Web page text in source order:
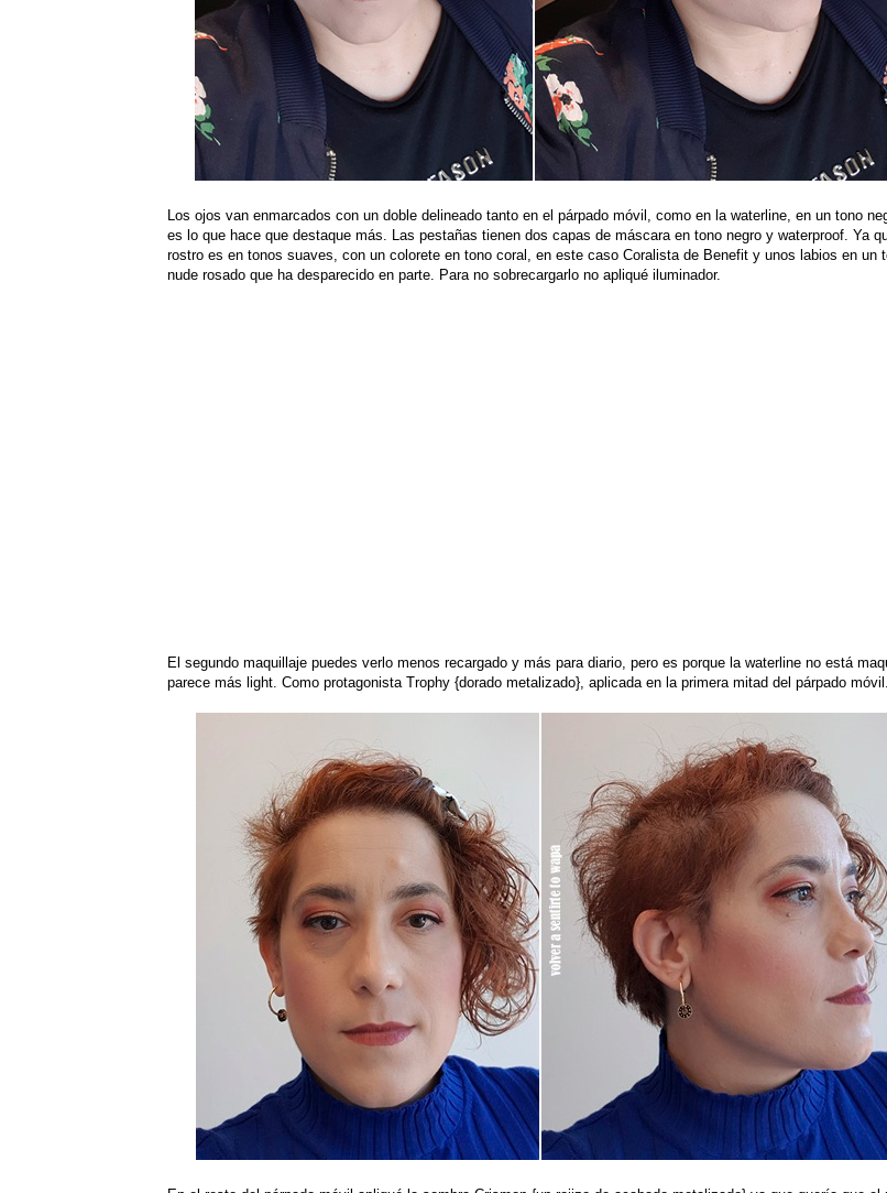
Los ojos van enmarcados con un doble delineado tanto en el párpado móvil, como en la waterline, en un tono
es lo que hace que destaque más. Las pestañas tienen dos capas de máscara en tono negro y waterproof. Ya
rostro es en tonos suaves, con un colorete en tono coral, en este caso Coralista de Benefit y unos labios en un
nude rosado que ha desparecido en parte. Para no sobrecargarlo no apliqué iluminador.
El segundo maquillaje puedes verlo menos recargado y más para diario, pero es porque la waterline no está
parece más light. Como protagonista Trophy {dorado metalizado}, aplicada en la primera mitad del párpado móvil.